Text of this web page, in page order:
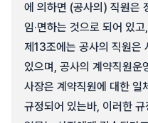
에 의하면 (공사의) 직원은
임·면하는 것으로 되어 있
제13조에는 공사의 직원은
있으며, 공사의 계약직원운
사장은 계약직원에 대한 일
규정되어 있는바, 이러한